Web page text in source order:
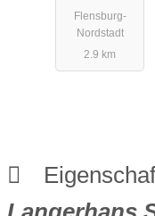
Flensburg-
Nordstadt
2.9 km